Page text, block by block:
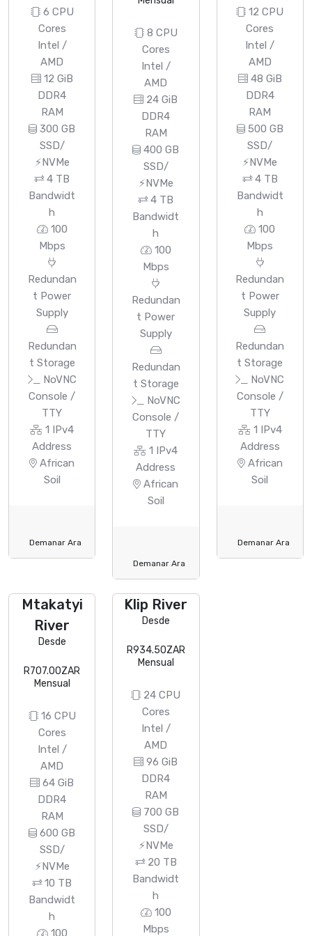
6 CPU
Cores
Intel /
AMD
12 GiB
DDR4
RAM
300 GB
SSD/
⚡NVMe
4 TB
Bandwidt
h
100
Mbps
Redundan
t Power
Supply
Redundan
t Storage
NoVNC
Console /
TTY
1 IPv4
Address
African
Soil
Demanar Ara
8 CPU
Cores
Intel /
AMD
24 GiB
DDR4
RAM
400 GB
SSD/
⚡NVMe
4 TB
Bandwidt
h
100
Mbps
Redundan
t Power
Supply
Redundan
t Storage
NoVNC
Console /
TTY
1 IPv4
Address
African
Soil
Demanar Ara
12 CPU
Cores
Intel /
AMD
48 GiB
DDR4
RAM
500 GB
SSD/
⚡NVMe
4 TB
Bandwidt
h
100
Mbps
Redundan
t Power
Supply
Redundan
t Storage
NoVNC
Console /
TTY
1 IPv4
Address
African
Soil
Demanar Ara
Mtakatyi
River
Desde
R707.00ZAR
Mensual
16 CPU
Cores
Intel /
AMD
64 GiB
DDR4
RAM
600 GB
SSD/
⚡NVMe
10 TB
Bandwidt
h
100
Klip River
Desde
R934.50ZAR
Mensual
24 CPU
Cores
Intel /
AMD
96 GiB
DDR4
RAM
700 GB
SSD/
⚡NVMe
20 TB
Bandwidt
h
100
Mbps